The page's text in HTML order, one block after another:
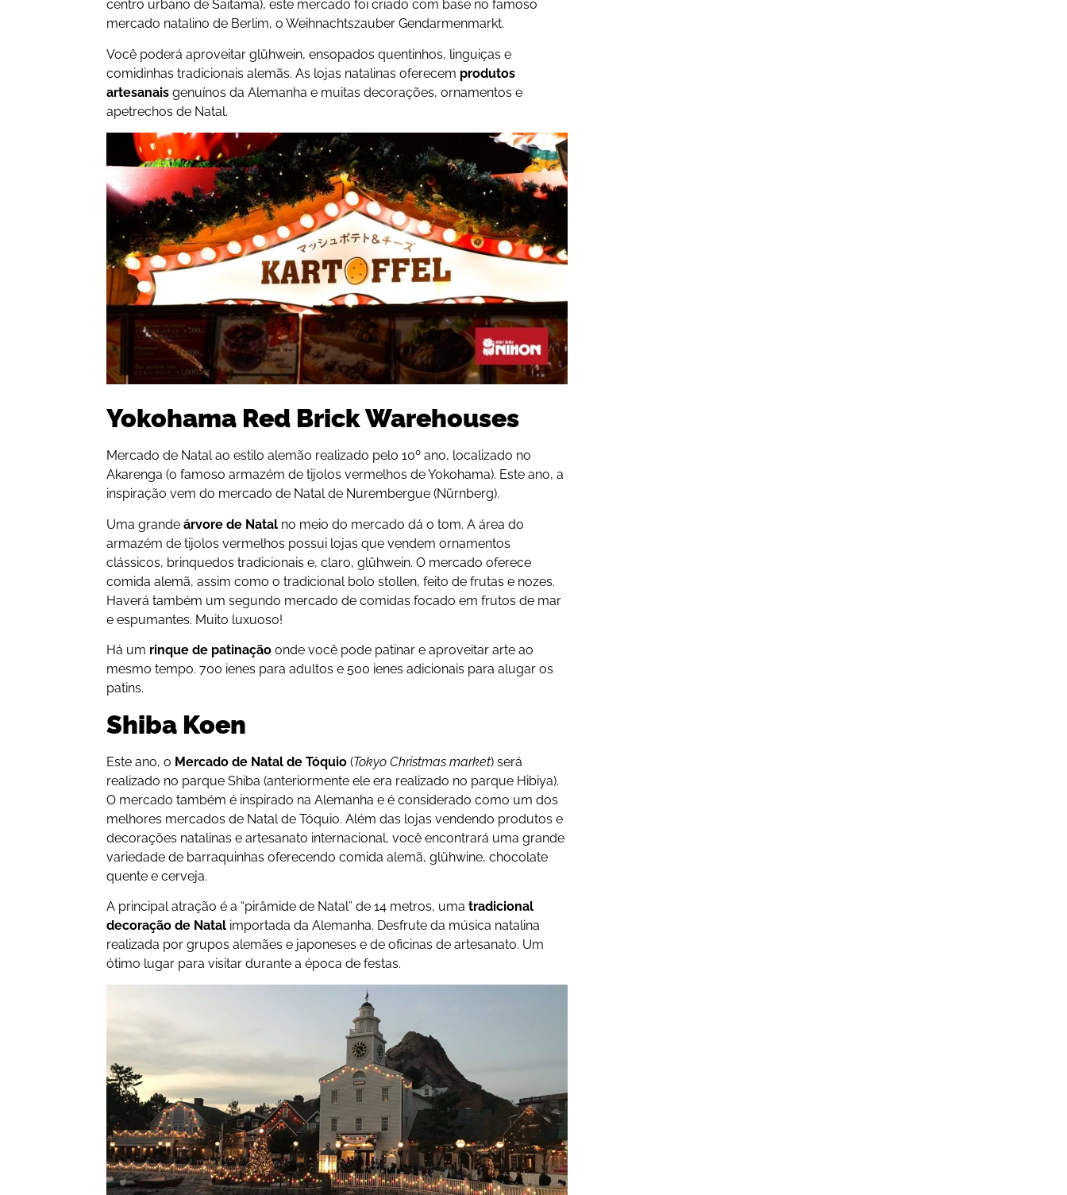
centro urbano de Saitama), este mercado foi criado com base no famoso
mercado natalino de Berlim, o Weihnachtszauber Gendarmenmarkt.
Você poderá aproveitar glühwein, ensopados quentinhos, linguiças e
comidinhas tradicionais alemãs. As lojas natalinas oferecem produtos
artesanais genuínos da Alemanha e muitas decorações, ornamentos e
apetrechos de Natal.
Yokohama Red Brick Warehouses
Mercado de Natal ao estilo alemão realizado pelo 10º ano, localizado no
Akarenga (o famoso armazém de tijolos vermelhos de Yokohama). Este ano, a
inspiração vem do mercado de Natal de Nurembergue (Nürnberg).
Uma grandeárvore de Natal no meio do mercado dá o tom. A área do
armazém de tijolos vermelhos possui lojas que vendem ornamentos
clássicos, brinquedos tradicionais e, claro, glühwein. O mercado oferece
comida alemã, assim como o tradicional bolo stollen, feito de frutas e nozes.
Haverá também um segundo mercado de comidas focado em frutos de mar
e espumantes. Muito luxuoso!
Há um rinque de patinação onde você pode patinar e aproveitar arte ao
mesmo tempo. 700 ienes para adultos e 500 ienes adicionais para alugar os
patins.
Shiba Koen
Este ano, o Mercado de Natal de Tóquio(Tokyo Christmas market) será
realizado no parque Shiba (anteriormente ele era realizado no parque Hibiya).
O mercado também é inspirado na Alemanha e é considerado como um dos
melhores mercados de Natal de Tóquio. Além das lojas vendendo produtos e
decorações natalinas e artesanato internacional, você encontrará uma grande
variedade de barraquinhas oferecendo comida alemã, glühwine, chocolate
quente e cerveja.
A principal atração é a “pirâmide de Natal” de 14 metros, umatradicional
decoração de Natal importada da Alemanha. Desfrute da música natalina
realizada por grupos alemães e japoneses e de oficinas de artesanato. Um
ótimo lugar para visitar durante a época de festas.